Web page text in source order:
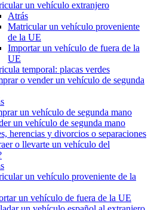
un vehículo extranjero
Atrás
Matricular un vehículo proveniente
de la UE
Importar un vehículo de fuera de la
UE
temporal: placas verdes
o vender un vehículo de segunda
un vehículo de segunda mano
un vehículo de segunda mano
herencias y divorcios o separaciones
o llevarte un vehículo del
un vehículo proveniente de la
un vehículo de fuera de la UE